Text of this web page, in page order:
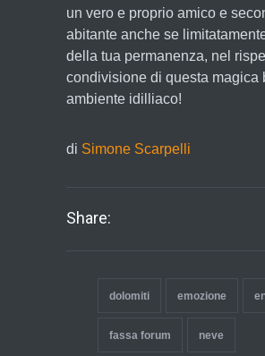
un vero e proprio amico e
abitante anche se
della tua permanenza, nel
condivisione di questa magica
ambiente idilliaco!
di Simone Scarpelli
Share:
dolomiti emozione
fassa forum neve